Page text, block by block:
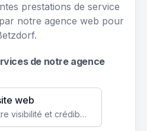
prestations de service
notre agence web pour
de notre agence
web
Augmentez votre visibilité et crédibilité en ligne avec un site web performant, conçu pour attirer plus de clients.